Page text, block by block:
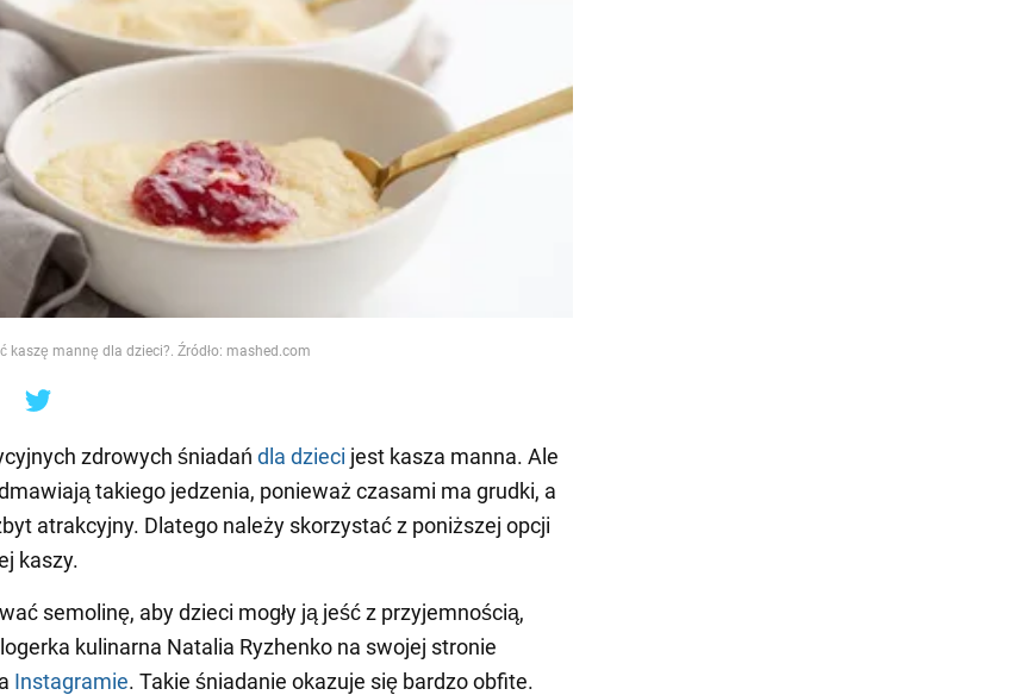
kaszę mannę dla dzieci?. Źródło: mashed.com
zdrowych śniadań dla dzieci jest kasza manna. Ale
takiego jedzenia, ponieważ czasami ma grudki, a
atrakcyjny. Dlatego należy skorzystać z poniższej opcji
kaszy.
semolinę, aby dzieci mogły ją jeść z przyjemnością,
kulinarna Natalia Ryzhenko na swojej stronie
Instagramie. Takie śniadanie okazuje się bardzo obfite.